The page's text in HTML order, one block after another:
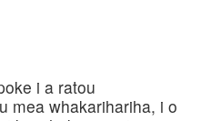
i a ratou
mea whakarihariha, i o